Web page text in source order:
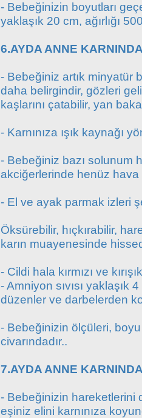
- Bebeğinizin boyutları
yaklaşık 20 cm, ağırlığı
6.AYDA ANNE
- Bebeğiniz artık minyatür
daha belirgindir, gözleri
kaşlarını çatabilir, yan
- Karnınıza ışık kaynağı
- Bebeğiniz bazı solunum
akciğerlerinde henüz hava
- El ve ayak parmak izleri
Öksürebilir, hıçkırabilir,
karın muayenesinde
- Cildi hala kırmızı ve
- Amniyon sıvısı yaklaşık
düzenler ve darbelerden
- Bebeğinizin ölçüleri, boyu
civarındadır..
7.AYDA ANNE
- Bebeğinizin hareketlerini
eşiniz elini karnınıza